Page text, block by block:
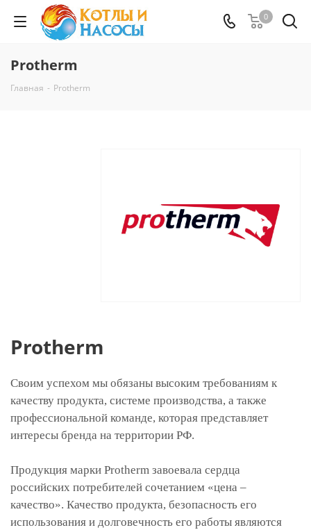
0
Protherm
Главная - Protherm
Protherm
Своим успехом мы обязаны высоким требованиям к
качеству продукта, системе производства, а также
профессиональной команде, которая представляет
интересы бренда на территории РФ.
Продукция марки Protherm завоевала сердца
российских потребителей сочетанием «цена –
качество». Качество продукта, безопасность его
использования и долговечность его работы являются